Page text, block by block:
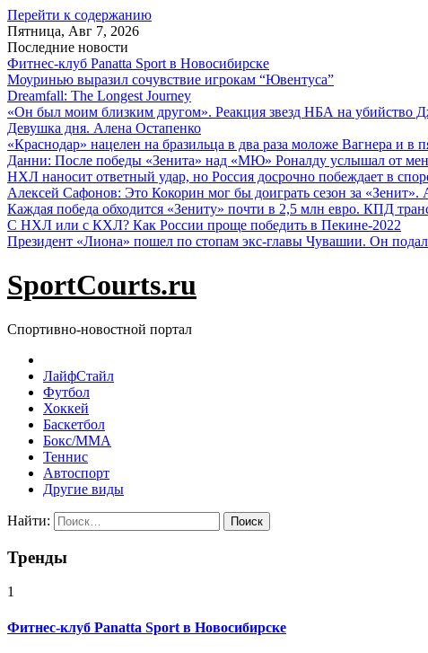
Перейти к содержанию
Пятница, Авг 7, 2026
Последние новости
Фитнес-клуб Panatta Sport в Новосибирске
Моуринью выразил сочувствие игрокам “Ювентуса”
Dreamfall: The Longest Journey
«Он был моим близким другом». Реакция звезд НБА на убийство
Девушка дня. Алена Остапенко
«Краснодар» нацелен на бразильца в два раза моложе Вагнера и в
Данни: После победы «Зенита» над «МЮ» Роналду услышал от
НХЛ наносит ответный удар, но Россия досрочно побеждает в
Алексей Сафонов: Это Кокорин мог бы доиграть сезон за «Зенит».
Каждая победа обходится «Зениту» почти в 2,5 млн евро. КПД
С НХЛ или с КХЛ? Как России проще победить в Пекине-2022
Президент «Лиона» пошел по стопам экс-главы Чувашии. Он
SportCourts.ru
Спортивно-новостной портал
ЛайфСтайл
Футбол
Хоккей
Баскетбол
Бокс/MMA
Теннис
Автоспорт
Другие виды
Найти:
Тренды
1
Фитнес-клуб Panatta Sport в Новосибирске